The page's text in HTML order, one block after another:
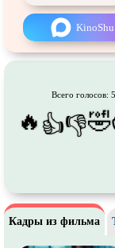
Про танки
Про тюрьму
Про шпионов
Псевдо
Стимпанк
Турецкий сериал
Всего голосов: 5
🔥 👍👎🤣
Кадры из фильма